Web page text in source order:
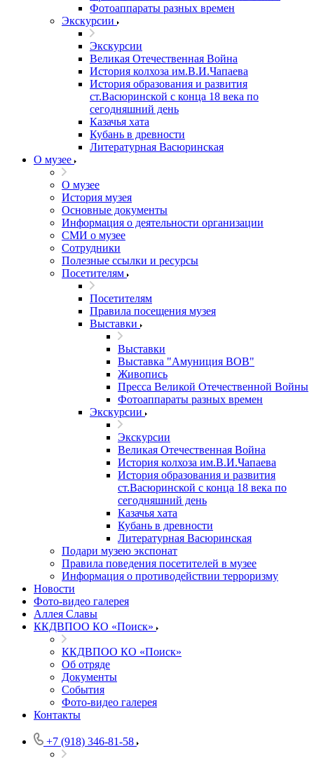
Фотоаппараты разных времен
Экскурсии
Экскурсии
Великая Отечественная Война
История колхоза им.В.И.Чапаева
История образования и развития
ст.Васюринской с конца 18 века по
сегодняшний день
Казачья хата
Кубань в древности
Литературная Васюринская
О музее
О музее
История музея
Основные документы
Информация о деятельности организации
СМИ о музее
Сотрудники
Полезные ссылки и ресурсы
Посетителям
Посетителям
Правила посещения музея
Выставки
Выставки
Выставка "Амуниция ВОВ"
Живопись
Пресса Великой Отечественной Войны
Фотоаппараты разных времен
Экскурсии
Экскурсии
Великая Отечественная Война
История колхоза им.В.И.Чапаева
История образования и развития
ст.Васюринской с конца 18 века по
сегодняшний день
Казачья хата
Кубань в древности
Литературная Васюринская
Подари музею экспонат
Правила поведения посетителей в музее
Информация о противодействии терроризму
Новости
Фото-видео галерея
Аллея Славы
ККДВПОО КО «Поиск»
ККДВПОО КО «Поиск»
Об отряде
Документы
События
Фото-видео галерея
Контакты
+7 (918) 346-81-58